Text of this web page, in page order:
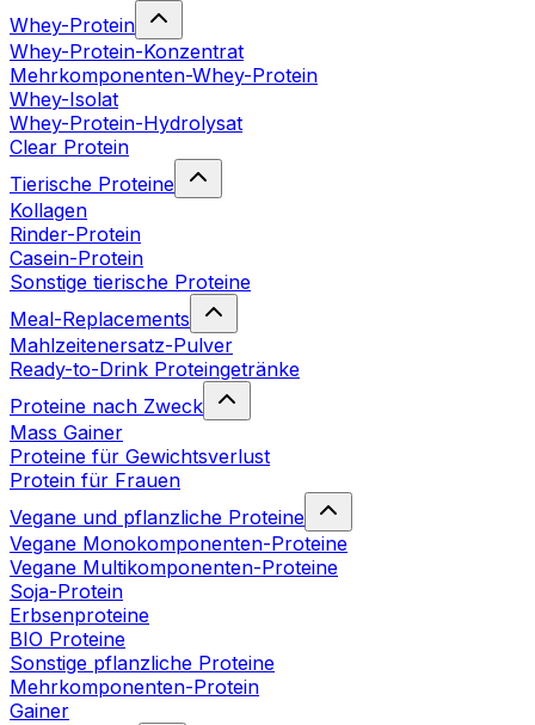
Whey-Protein
Whey-Protein-Konzentrat
Mehrkomponenten-Whey-Protein
Whey-Isolat
Whey-Protein-Hydrolysat
Clear Protein
Tierische Proteine
Kollagen
Rinder-Protein
Casein-Protein
Sonstige tierische Proteine
Meal-Replacements
Mahlzeitenersatz-Pulver
Ready-to-Drink Proteingetränke
Proteine nach Zweck
Mass Gainer
Proteine für Gewichtsverlust
Protein für Frauen
Vegane und pflanzliche Proteine
Vegane Monokomponenten-Proteine
Vegane Multikomponenten-Proteine
Soja-Protein
Erbsenproteine
BIO Proteine
Sonstige pflanzliche Proteine
Mehrkomponenten-Protein
Gainer